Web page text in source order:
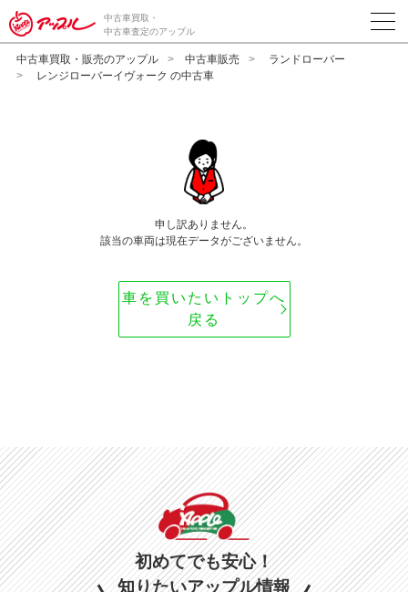
中古車買取・
中古車査定のアップル
中古車買取・販売のアップル 中古車販売
ランドローバー
レンジローバーイヴォーク の中古車
申し訳ありません。
該当の車両は現在データがございません。
車を買いたいトップへ
戻る
初めてでも安心！
知りたいアップル情報